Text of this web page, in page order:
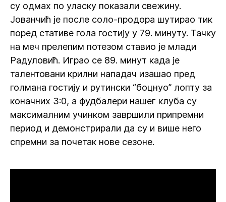
су одмах по уласку показали свежину.
Јованчић је после соло-продора шутирао тик
поред стативе гола гостију у 79. минуту. Тачку
на меч прелепим потезом ставио је млади
Радуловић. Играо се 89. минут када је
талентовани крилни нападач изашао пред
голмана гостију и рутински “боцнуо” лопту за
коначних 3:0, а фудбалери нашег клуба су
максималним учинком завршили припремни
период и демонстрирали да су и више него
спремни за почетак нове сезоне.